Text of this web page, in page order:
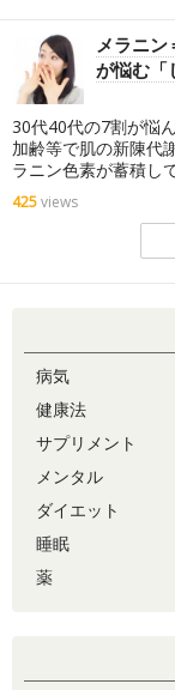
メラニン
が悩む「
30代40代の7割が悩
加齢等で肌の新陳代
ラニン色素が蓄積し
守る役目も！しみの
425views
病気
健康法
サプリメント
メンタル
ダイエット
睡眠
薬